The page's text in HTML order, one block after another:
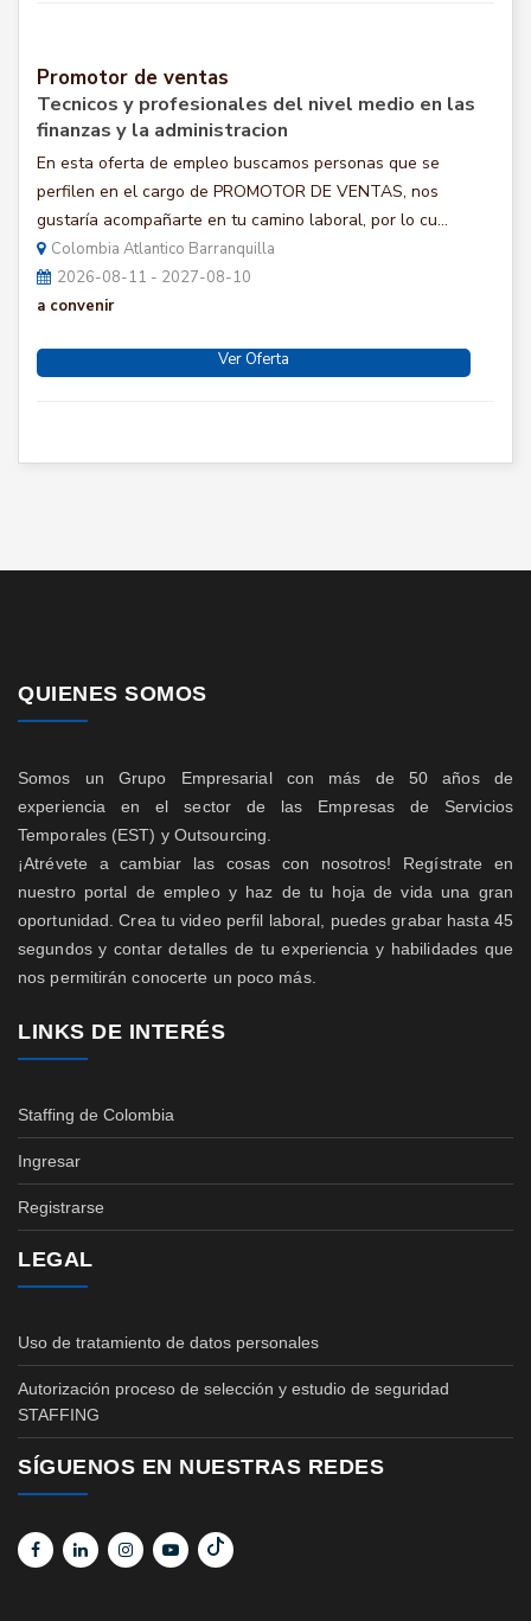
Promotor de ventas
Tecnicos y profesionales del nivel medio en las
finanzas y la administracion
En esta oferta de empleo buscamos personas que se
perfilen en el cargo de PROMOTOR DE VENTAS, nos
gustaría acompañarte en tu camino laboral, por lo cu...
Colombia Atlantico Barranquilla
2026-08-11 - 2027-08-10
a convenir
Ver Oferta
QUIENES SOMOS
Somos un Grupo Empresarial con más de 50 años de
experiencia en el sector de las Empresas de Servicios
Temporales (EST) y Outsourcing.
¡Atrévete a cambiar las cosas con nosotros! Regístrate en
nuestro portal de empleo y haz de tu hoja de vida una gran
oportunidad. Crea tu video perfil laboral, puedes grabar hasta 45
segundos y contar detalles de tu experiencia y habilidades que
nos permitirán conocerte un poco más.
LINKS DE INTERÉS
Staffing de Colombia
Ingresar
Registrarse
LEGAL
Uso de tratamiento de datos personales
Autorización proceso de selección y estudio de seguridad
STAFFING
SÍGUENOS EN NUESTRAS REDES